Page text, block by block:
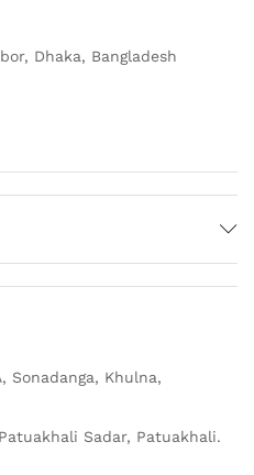
Dhaka, Bangladesh
Sonadanga, Khulna,
Sadar, Patuakhali.